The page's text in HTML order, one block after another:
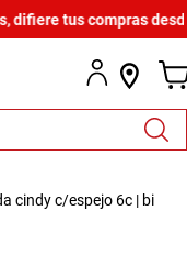
tus compras desde
cindy c/espejo 6c | bi